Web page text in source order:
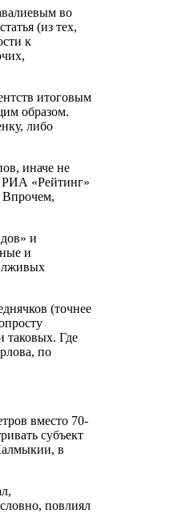
во
(из тех,
к
итоговым
образом.
либо
иначе не
РИА «Рейтинг»
Впрочем,
и
и
лживых
(точнее
таковых. Где
по
вместо 70-
субъект
в
повлиял